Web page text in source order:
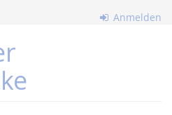
Anmelden